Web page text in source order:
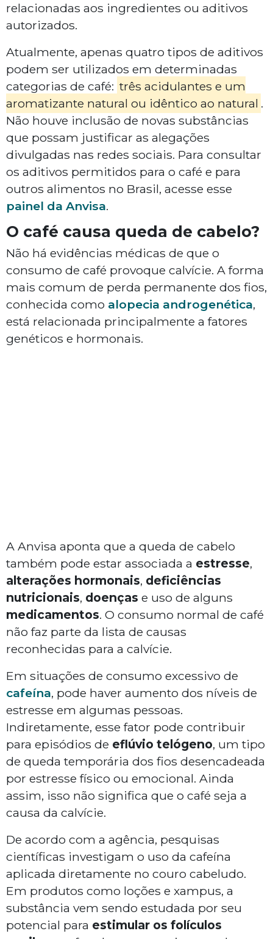
relacionadas aos ingredientes ou aditivos
autorizados.
Atualmente, apenas quatro tipos de aditivos
podem ser utilizados em determinadas
categorias de café: três acidulantes e um
aromatizante natural ou idêntico ao natural .
Não houve inclusão de novas substâncias
que possam justificar as alegações
divulgadas nas redes sociais. Para consultar
os aditivos permitidos para o café e para
outros alimentos no Brasil, acesse esse
painel da Anvisa.
O café causa queda de cabelo?
Não há evidências médicas de que o
consumo de café provoque calvície. A forma
mais comum de perda permanente dos fios,
conhecida como alopecia androgenética,
está relacionada principalmente a fatores
genéticos e hormonais.
A Anvisa aponta que a queda de cabelo
também pode estar associada a estresse,
alterações hormonais, deficiências
nutricionais, doenças e uso de alguns
medicamentos. O consumo normal de café
não faz parte da lista de causas
reconhecidas para a calvície.
Em situações de consumo excessivo de
cafeína, pode haver aumento dos níveis de
estresse em algumas pessoas.
Indiretamente, esse fator pode contribuir
para episódios de eflúvio telógeno, um tipo
de queda temporária dos fios desencadeada
por estresse físico ou emocional. Ainda
assim, isso não significa que o café seja a
causa da calvície.
De acordo com a agência, pesquisas
científicas investigam o uso da cafeína
aplicada diretamente no couro cabeludo.
Em produtos como loções e xampus, a
substância vem sendo estudada por seu
potencial para estimular os folículos